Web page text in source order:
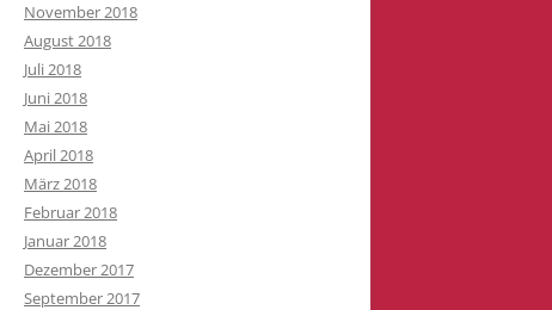
November 2018
August 2018
Juli 2018
Juni 2018
Mai 2018
April 2018
März 2018
Februar 2018
Januar 2018
Dezember 2017
September 2017